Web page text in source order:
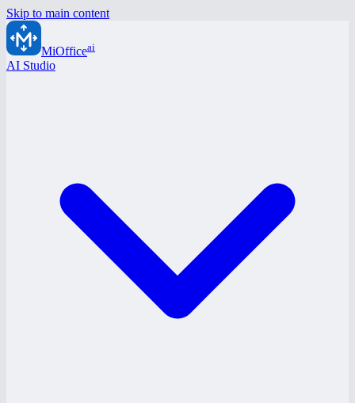
Skip to main content
MiOfficeai
AI Studio